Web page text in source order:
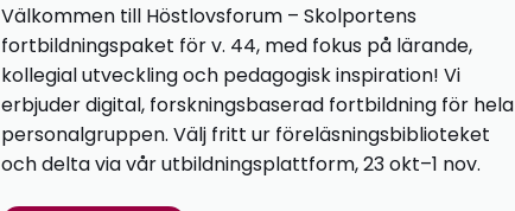
Välkommen till Höstlovsforum – Skolportens
fortbildningspaket för v. 44, med fokus på lärande,
kollegial utveckling och pedagogisk inspiration! Vi
erbjuder digital, forskningsbaserad fortbildning för hela
personalgruppen. Välj fritt ur föreläsningsbiblioteket
och delta via vår utbildningsplattform, 23 okt–1 nov.